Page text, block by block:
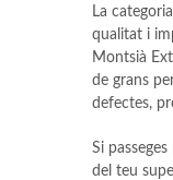
La
qualitat i
Montsià
de grans
defectes,
Si
del teu